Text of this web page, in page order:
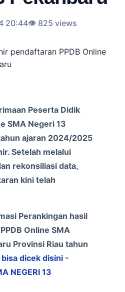
20:44👁️ 825 views
Peserta Didik
SMA Negeri 13
ajaran 2024/2025
Setelah melalui
rekonsiliasi data,
kini telah
Perankingan hasil
Online SMA
Provinsi Riau tahun
bisa dicek disini -
NEGERI 13